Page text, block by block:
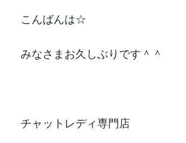
こんばんは☆
みなさまお久しぶりです＾＾
チャットレディ専門店